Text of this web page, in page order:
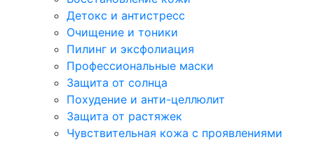
Детокс и антистресс
Очищение и тоники
Пилинг и эксфолиация
Профессиональные маски
Защита от солнца
Похудение и анти-целлюлит
Защита от растяжек
Чувствительная кожа с проявлениями